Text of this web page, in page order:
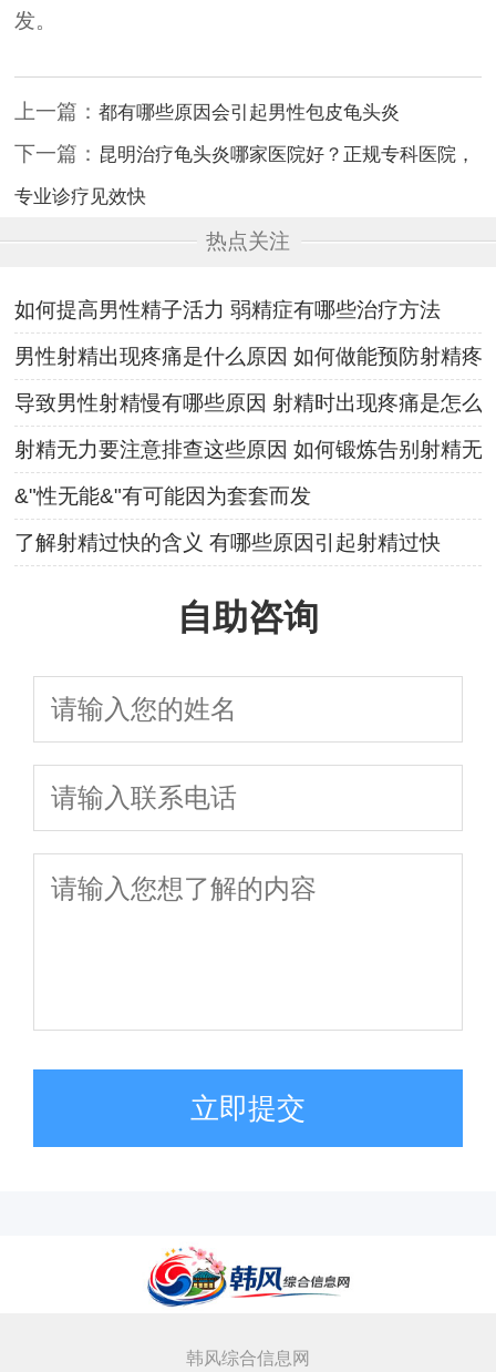
发。
上一篇：都有哪些原因会引起男性包皮龟头炎
下一篇： 昆明治疗龟头炎哪家医院好？正规专科医院，
专业诊疗见效快
热点关注
如何提高男性精子活力 弱精症有哪些治疗方法
男性射精出现疼痛是什么原因 如何做能预防射精疼
导致男性射精慢有哪些原因 射精时出现疼痛是怎么
射精无力要注意排查这些原因 如何锻炼告别射精无
&"性无能&"有可能因为套套而发
了解射精过快的含义 有哪些原因引起射精过快
自助咨询
立即提交
韩风综合信息网